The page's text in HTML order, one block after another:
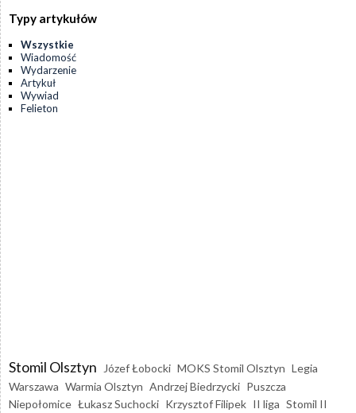
Typy artykułów
Wszystkie
Wiadomość
Wydarzenie
Artykuł
Wywiad
Felieton
Stomil Olsztyn Józef Łobocki MOKS Stomil Olsztyn Legia
Warszawa Warmia Olsztyn Andrzej Biedrzycki Puszcza
Niepołomice Łukasz Suchocki Krzysztof Filipek II liga Stomil II